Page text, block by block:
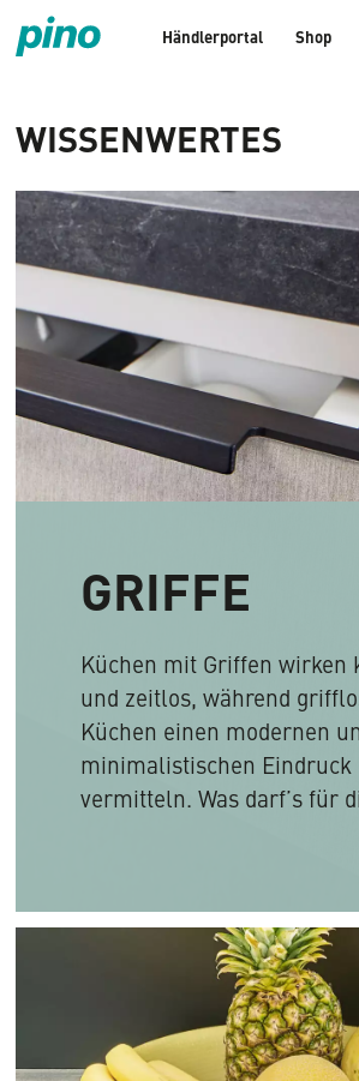
Händlerportal Shop
WISSENWERTES
GRIFFE
Küchen mit Griffen wirken
und zeitlos, während
Küchen einen modernen
minimalistischen Eindruck
vermitteln. Was darf’s für